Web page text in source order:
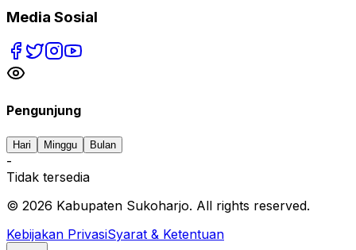
Media Sosial
Pengunjung
Hari Minggu Bulan
-
Tidak tersedia
© 2026 Kabupaten Sukoharjo. All rights reserved.
Kebijakan PrivasiSyarat & Ketentuan